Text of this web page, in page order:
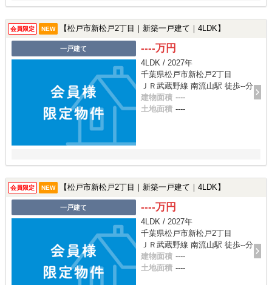
会員限定 NEW 【松戸市新松戸2丁目｜新築一戸建て｜4LDK】
一戸建て ----万円
4LDK / 2027年
千葉県松戸市新松戸2丁目
ＪＲ武蔵野線 南流山駅 徒歩--分
建物面積 ----
土地面積 ----
会員限定 NEW 【松戸市新松戸2丁目｜新築一戸建て｜4LDK】
一戸建て ----万円
4LDK / 2027年
千葉県松戸市新松戸2丁目
ＪＲ武蔵野線 南流山駅 徒歩--分
建物面積 ----
土地面積 ----